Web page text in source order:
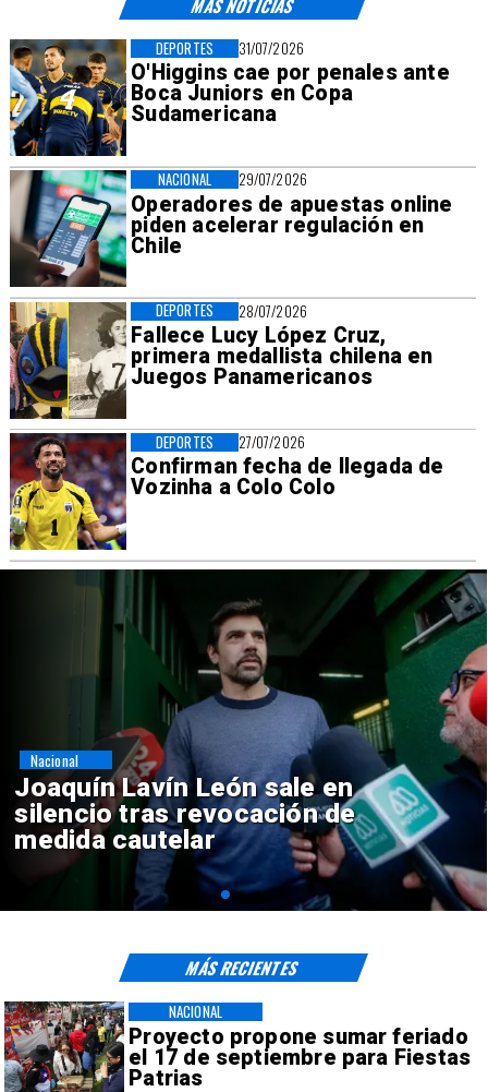
MÁS NOTICIAS
31/07/2026
O'Higgins cae por penales ante
Boca Juniors en Copa
Sudamericana
DEPORTES
29/07/2026
Operadores de apuestas online
piden acelerar regulación en
Chile
NACIONAL
28/07/2026
Fallece Lucy López Cruz,
primera medallista chilena en
Juegos Panamericanos
DEPORTES
27/07/2026
Confirman fecha de llegada de
Vozinha a Colo Colo
DEPORTES
Chile y Venezuela formalizan
reinicio de relaciones
consulares
Nacional
Proyecto propone sumar feriado
el 17 de septiembre para Fiestas
Patrias
NACIONAL
MÁS RECIENTES